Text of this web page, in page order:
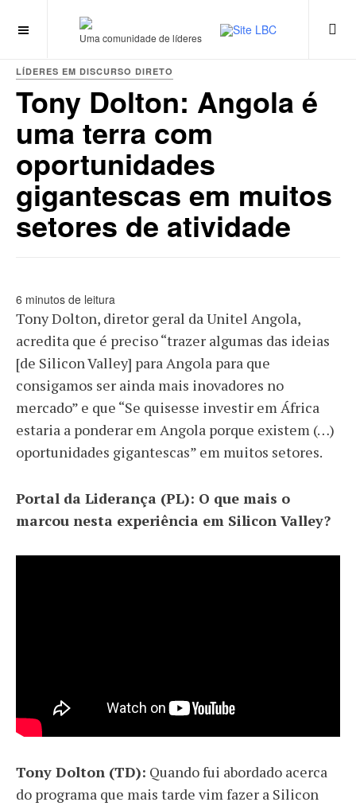
Uma comunidade de líderes
LÍDERES EM DISCURSO DIRETO
Tony Dolton: Angola é
uma terra com
oportunidades
gigantescas em muitos
setores de atividade
6 minutos de leitura
Tony Dolton, diretor geral da Unitel Angola,
acredita que é preciso “trazer algumas das ideias
[de Silicon Valley] para Angola para que
consigamos ser ainda mais inovadores no
mercado” e que “Se quisesse investir em África
estaria a ponderar em Angola porque existem (…)
oportunidades gigantescas” em muitos setores.
Portal da Liderança (PL): O que mais o
marcou nesta experiência em Silicon Valley?
Tony Dolton (TD): Quando fui abordado acerca
do programa que mais tarde vim fazer a Silicon